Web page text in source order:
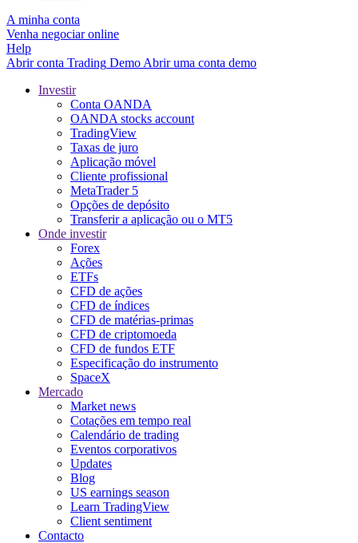
A minha conta
Venha negociar online
Help
Abrir conta Trading Demo Abrir uma conta demo
Investir
Conta OANDA
OANDA stocks account
TradingView
Taxas de juro
Aplicação móvel
Cliente profissional
MetaTrader 5
Opções de depósito
Transferir a aplicação ou o MT5
Onde investir
Forex
Ações
ETFs
CFD de ações
CFD de índices
CFD de matérias-primas
CFD de criptomoeda
CFD de fundos ETF
Especificação do instrumento
SpaceX
Mercado
Market news
Cotações em tempo real
Calendário de trading
Eventos corporativos
Updates
Blog
US earnings season
Learn TradingView
Client sentiment
Contacto